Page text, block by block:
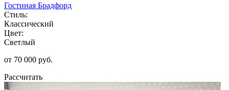
Гостиная Брадфорд
Стиль:
Классический
Цвет:
Светлый
от 70 000 руб.
Рассчитать